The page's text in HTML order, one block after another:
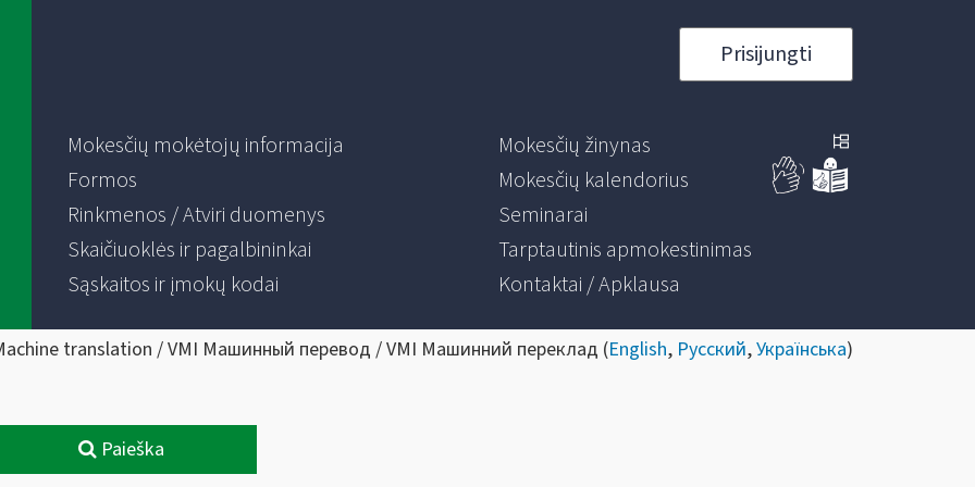
Prisijungti
Mokesčių mokėtojų informacija
Formos
Rinkmenos / Atviri duomenys
Skaičiuoklės ir pagalbininkai
Sąskaitos ir įmokų kodai
Mokesčių žinynas
Mokesčių kalendorius
Seminarai
Tarptautinis apmokestinimas
Kontaktai / Apklausa
translation / VMI Машинный перевод / VMI Машинний переклад (English, Русский,Українська)
Paieška